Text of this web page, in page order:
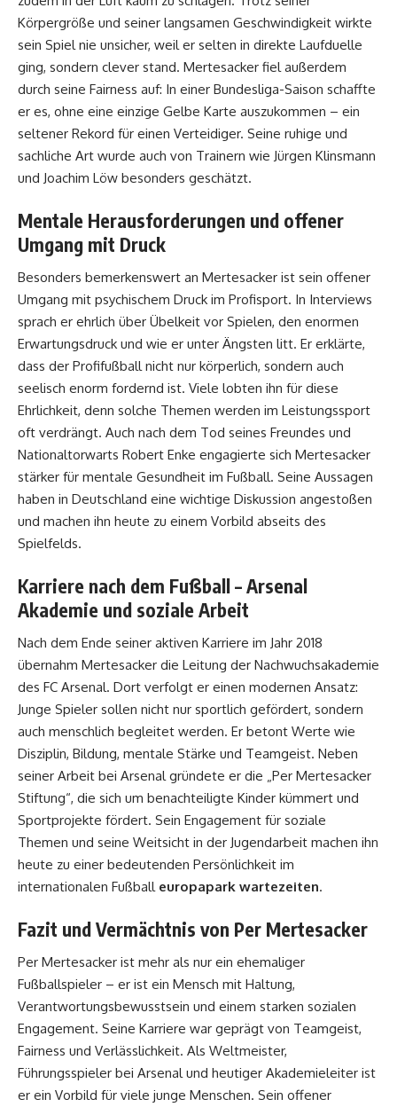
Körpergröße und seiner langsamen Geschwindigkeit wirkte
sein Spiel nie unsicher, weil er selten in direkte Laufduelle
ging, sondern clever stand. Mertesacker fiel außerdem
durch seine Fairness auf: In einer Bundesliga-Saison schaffte
er es, ohne eine einzige Gelbe Karte auszukommen – ein
seltener Rekord für einen Verteidiger. Seine ruhige und
sachliche Art wurde auch von Trainern wie Jürgen Klinsmann
und Joachim Löw besonders geschätzt.
Mentale Herausforderungen und offener
Umgang mit Druck
Besonders bemerkenswert an Mertesacker ist sein offener
Umgang mit psychischem Druck im Profisport. In Interviews
sprach er ehrlich über Übelkeit vor Spielen, den enormen
Erwartungsdruck und wie er unter Ängsten litt. Er erklärte,
dass der Profifußball nicht nur körperlich, sondern auch
seelisch enorm fordernd ist. Viele lobten ihn für diese
Ehrlichkeit, denn solche Themen werden im Leistungssport
oft verdrängt. Auch nach dem Tod seines Freundes und
Nationaltorwarts Robert Enke engagierte sich Mertesacker
stärker für mentale Gesundheit im Fußball. Seine Aussagen
haben in Deutschland eine wichtige Diskussion angestoßen
und machen ihn heute zu einem Vorbild abseits des
Spielfelds.
Karriere nach dem Fußball – Arsenal
Akademie und soziale Arbeit
Nach dem Ende seiner aktiven Karriere im Jahr 2018
übernahm Mertesacker die Leitung der Nachwuchsakademie
des FC Arsenal. Dort verfolgt er einen modernen Ansatz:
Junge Spieler sollen nicht nur sportlich gefördert, sondern
auch menschlich begleitet werden. Er betont Werte wie
Disziplin, Bildung, mentale Stärke und Teamgeist. Neben
seiner Arbeit bei Arsenal gründete er die „Per Mertesacker
Stiftung“, die sich um benachteiligte Kinder kümmert und
Sportprojekte fördert. Sein Engagement für soziale
Themen und seine Weitsicht in der Jugendarbeit machen ihn
heute zu einer bedeutenden Persönlichkeit im
internationalen Fußball europapark wartezeiten.
Fazit und Vermächtnis von Per Mertesacker
Per Mertesacker ist mehr als nur ein ehemaliger
Fußballspieler – er ist ein Mensch mit Haltung,
Verantwortungsbewusstsein und einem starken sozialen
Engagement. Seine Karriere war geprägt von Teamgeist,
Fairness und Verlässlichkeit. Als Weltmeister,
Führungsspieler bei Arsenal und heutiger Akademieleiter ist
er ein Vorbild für viele junge Menschen. Sein offener